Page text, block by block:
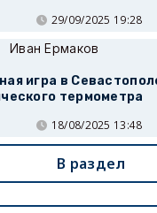
29/09/2025 19:28
Иван Ермаков
игра в
термометра
18/08/2025 13:48
В раздел